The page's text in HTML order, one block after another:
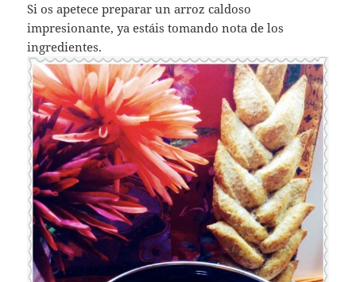
Si os apetece preparar un arroz caldoso
impresionante, ya estáis tomando nota de los
ingredientes.